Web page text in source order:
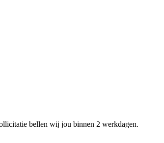
bellen wij jou binnen 2 werkdagen.